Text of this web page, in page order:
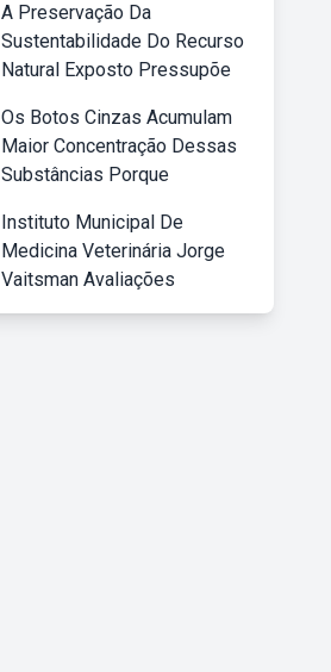
A Preservação Da
Sustentabilidade Do Recurso
Natural Exposto Pressupõe
Os Botos Cinzas Acumulam
Maior Concentração Dessas
Substâncias Porque
Instituto Municipal De
Medicina Veterinária Jorge
Vaitsman Avaliações